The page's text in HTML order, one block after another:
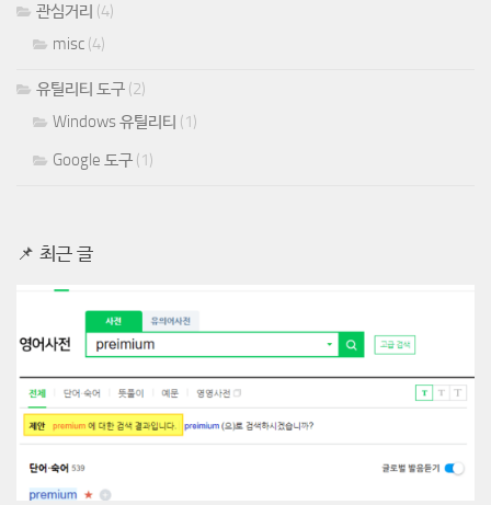
관심거리 (4)
misc (4)
유틸리티 도구 (2)
Windows 유틸리티 (1)
Google 도구 (1)
📌 최근 글